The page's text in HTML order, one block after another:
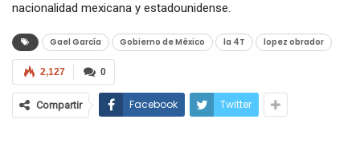
nacionalidad mexicana y estadounidense.
Gael García Gobierno de México la 4T lopez obrador
0
2,127
Compartir Facebook Twitter